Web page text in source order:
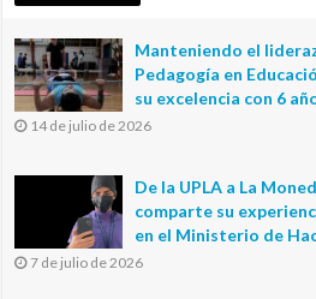
Manteniendo el
Pedagogía en
su excelencia con 6
14 de julio de 2026
De la UPLA a La
comparte su
en el Ministerio de
7 de julio de 2026